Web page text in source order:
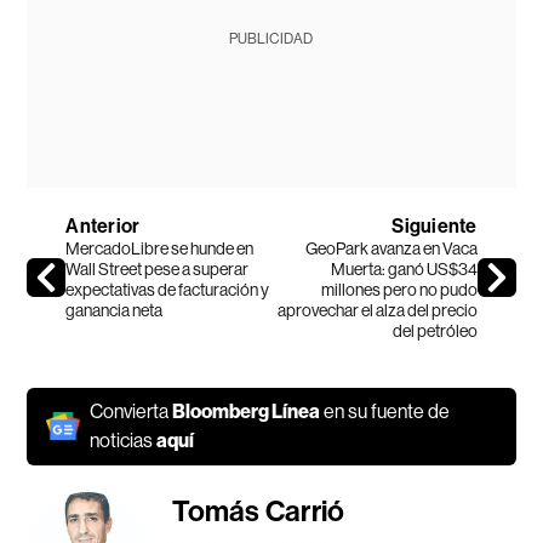
PUBLICIDAD
Anterior
MercadoLibre se hunde en
Wall Street pese a superar
expectativas de facturación y
ganancia neta
Siguiente
GeoPark avanza en Vaca
Muerta: ganó US$34
millones pero no pudo
aprovechar el alza del precio
del petróleo
ConviertaBloomberg Línea en su fuente de
noticiasaquí
Tomás Carrió